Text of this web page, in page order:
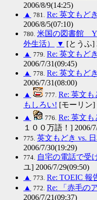
2006/8/9(14:25)
▲ 781. Re: 英文もど
2006/8/5(07:10)
780. 米国の図書館
外生活）
▼ [とうふ]
▲ 779. Re: 英文もど
2006/7/31(09:45)
▲ 778. Re: 英文もど
2006/7/31(08:00)
▲
777. Re: 英文
もしろい! [モーリン]
▲
776. Re: 英文も
１００万語！] 2006/
775. 英文もどき vs.
2006/7/30(19:29)
774. 自宅の電話で受
ユ] 2006/7/29(09:50)
▲ 773. Re: TOEIC 報
▲ 772. Re: 「赤毛の
2006/7/21(09:37)